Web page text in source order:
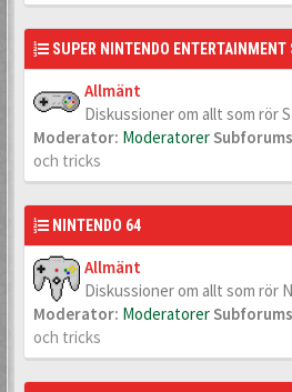
SUPER NINTENDO ENTERTAINMENT
Allmänt
Diskussioner om allt som rör
Moderator: ModeratorerSubforums
och tricks
NINTENDO 64
Allmänt
Diskussioner om allt som rör
Moderator: ModeratorerSubforums
och tricks